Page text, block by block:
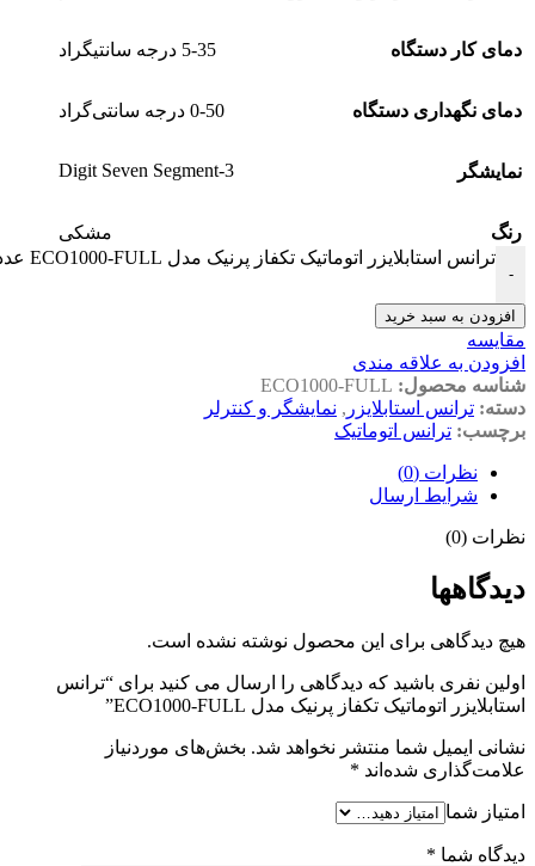
دمای کار دستگاه 5-35 درجه سانتیگراد
دمای نگهداری دستگاه 0-50 درجه سانتی‌گراد
نمایشگر 3-Digit Seven Segment
رنگ مشکی
-
ترانس استابلایزر اتوماتیک تکفاز پرنیک مدل ECO1000-FULL عدد
افزودن به سبد خرید
مقايسه
افزودن به علاقه مندی
شناسه محصول: ECO1000-FULL
دسته: ترانس استابلایزر , نمایشگر و کنترلر
برچسب: ترانس اتوماتیک
نظرات (0)
شرایط ارسال
نظرات (0)
دیدگاهها
هیچ دیدگاهی برای این محصول نوشته نشده است.
اولین نفری باشید که دیدگاهی را ارسال می کنید برای “ترانس
استابلایزر اتوماتیک تکفاز پرنیک مدل ECO1000-FULL”
نشانی ایمیل شما منتشر نخواهد شد. بخش‌های موردنیاز
علامت‌گذاری شده‌اند *
امتیاز شما
دیدگاه شما *